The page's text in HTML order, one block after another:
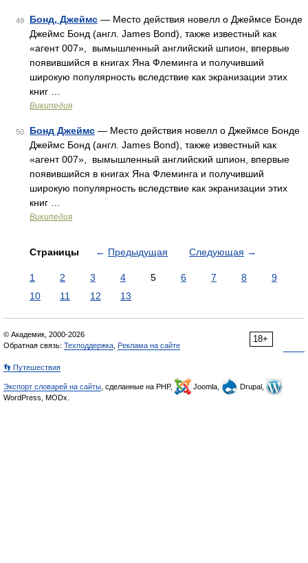
49 Бонд, Джеймс — Место действия новелл о Джеймсе Бонде
Джеймс Бонд (англ. James Bond), также известный как
«агент 007», вымышленный английский шпион, впервые
появившийся в книгах Яна Флеминга и получивший
широкую популярность вследствие как экранизации этих
книг …
Википедия
50 Бонд Джеймс — Место действия новелл о Джеймсе Бонде
Джеймс Бонд (англ. James Bond), также известный как
«агент 007», вымышленный английский шпион, впервые
появившийся в книгах Яна Флеминга и получивший
широкую популярность вследствие как экранизации этих
книг …
Википедия
Страницы ← Предыдущая Следующая →
1 2 3 4 5 6 7 8
9
10
11 12 13
18+
© Академик, 2000-2026
Обратная связь: Техподдержка Реклама на сайте
👣 Путешествия
Экспорт словарей на сайты , сделанные на PHP, Joomla,
Drupal,
WordPress, MODx.